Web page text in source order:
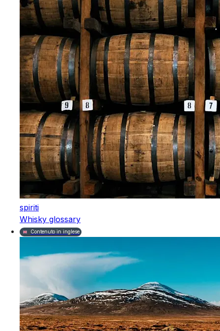
spiriti
Whisky glossary
Contenuto in inglese